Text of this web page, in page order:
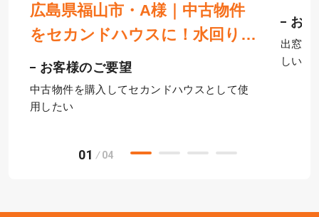
広島県福山市・A様｜中古物件
をセカンドハウスに！水回り・
内装リフォーム・外壁塗装
お客様のご要望
中古物件を購入してセカンドハウスとして使
用したい
お
出窓が
しい
01 04